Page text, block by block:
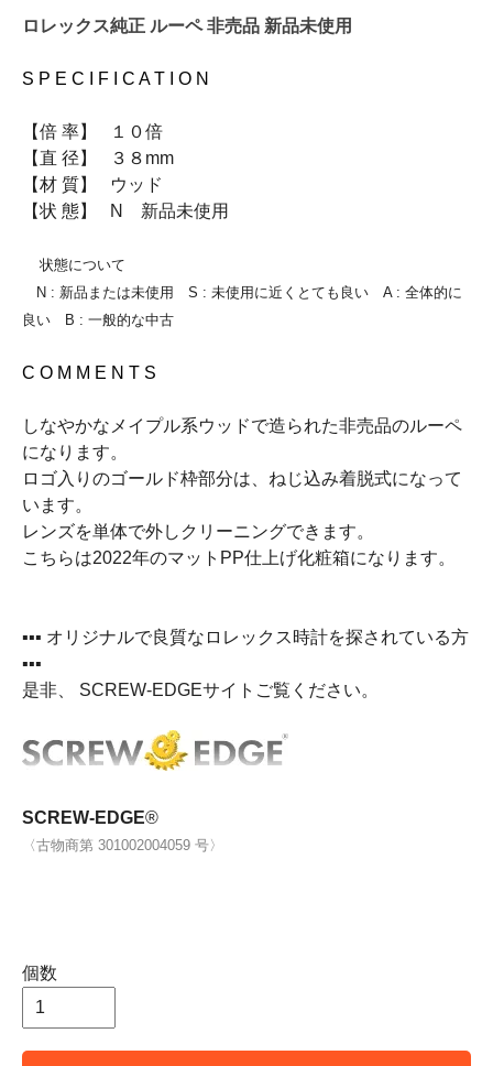
ロレックス純正 ルーペ 非売品 新品未使用
S P E C I F I C A T I O N
【倍 率】 １０倍
【直 径】 ３８mm
【材 質】 ウッド
【状 態】 N 新品未使用
状態について
N : 新品または未使用 S : 未使用に近くとても良い A : 全体的に
良い B : 一般的な中古
C O M M E N T S
しなやかなメイプル系ウッドで造られた非売品のルーペ
になります。
ロゴ入りのゴールド枠部分は、ねじ込み着脱式になって
います。
レンズを単体で外しクリーニングできます。
こちらは2022年のマットPP仕上げ化粧箱になります。
▪▪▪ オリジナルで良質なロレックス時計を探されている方
▪▪▪
是非、 SCREW-EDGEサイトご覧ください。
SCREW-EDGE®
〈古物商第 301002004059 号〉
個数